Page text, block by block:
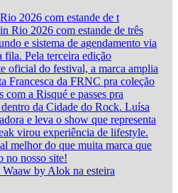
2026 com estande de t
by Alok na esteira